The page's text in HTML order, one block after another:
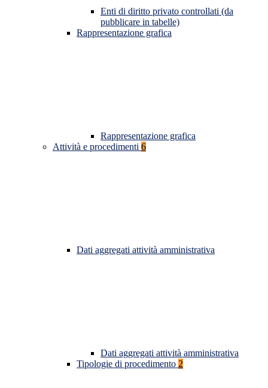
Enti di diritto privato controllati (da
pubblicare in tabelle)
Rappresentazione grafica
Rappresentazione grafica
Attività e procedimenti 6
Dati aggregati attività amministrativa
Dati aggregati attività amministrativa
Tipologie di procedimento 2